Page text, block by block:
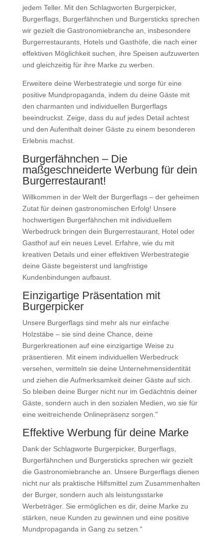
jedem Teller. Mit den Schlagworten Burgerpicker,
Burgerflags, Burgerfähnchen und Burgersticks sprechen
wir gezielt die Gastronomiebranche an, insbesondere
Burgerrestaurants, Hotels und Gasthöfe, die nach einer
effektiven Möglichkeit suchen, ihre Speisen aufzuwerten
und gleichzeitig für ihre Marke zu werben.
Erweitere deine Werbestrategie und sorge für eine
positive Mundpropaganda, indem du deine Gäste mit
den charmanten und individuellen Burgerflags
beeindruckst. Zeige, dass du auf jedes Detail achtest
und den Aufenthalt deiner Gäste zu einem besonderen
Erlebnis machst.
Burgerfähnchen – Die
maßgeschneiderte Werbung für dein
Burgerrestaurant!
Willkommen in der Welt der Burgerflags – der geheimen
Zutat für deinen gastronomischen Erfolg! Unsere
hochwertigen Burgerfähnchen mit individuellem
Werbedruck bringen dein Burgerrestaurant, Hotel oder
Gasthof auf ein neues Level. Erfahre, wie du mit
kreativen Details und einer effektiven Werbestrategie
deine Gäste begeisterst und langfristige
Kundenbindungen aufbaust.
Einzigartige Präsentation mit
Burgerpicker
Unsere Burgerflags sind mehr als nur einfache
Holzstäbe – sie sind deine Chance, deine
Burgerkreationen auf eine einzigartige Weise zu
präsentieren. Mit einem individuellen Werbedruck
versehen, vermitteln sie deine Unternehmensidentität
und ziehen die Aufmerksamkeit deiner Gäste auf sich.
So bleiben deine Burger nicht nur im Gedächtnis deiner
Gäste, sondern auch in den sozialen Medien, wo sie für
eine weitreichende Onlinepräsenz sorgen."
Effektive Werbung für deine Marke
Dank der Schlagworte Burgerpicker, Burgerflags,
Burgerfähnchen und Burgersticks sprechen wir gezielt
die Gastronomiebranche an. Unsere Burgerflags dienen
nicht nur als praktische Hilfsmittel zum Zusammenhalten
der Burger, sondern auch als leistungsstarke
Werbeträger. Sie ermöglichen es dir, deine Marke zu
stärken, neue Kunden zu gewinnen und eine positive
Mundpropaganda in Gang zu setzen."